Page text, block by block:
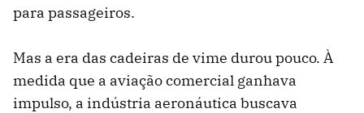
para passageiros.
Mas a era das cadeiras de vime durou pouco. À
medida que a aviação comercial ganhava
impulso, a indústria aeronáutica buscava